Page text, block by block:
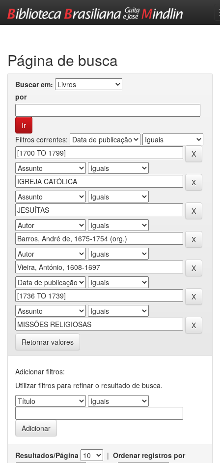
Página de busca
Buscar em:
por
Filtros correntes:
Retornar valores
Adicionar filtros:
Utilizar filtros para refinar o resultado de busca.
Resultados/Página | Ordenar registros por